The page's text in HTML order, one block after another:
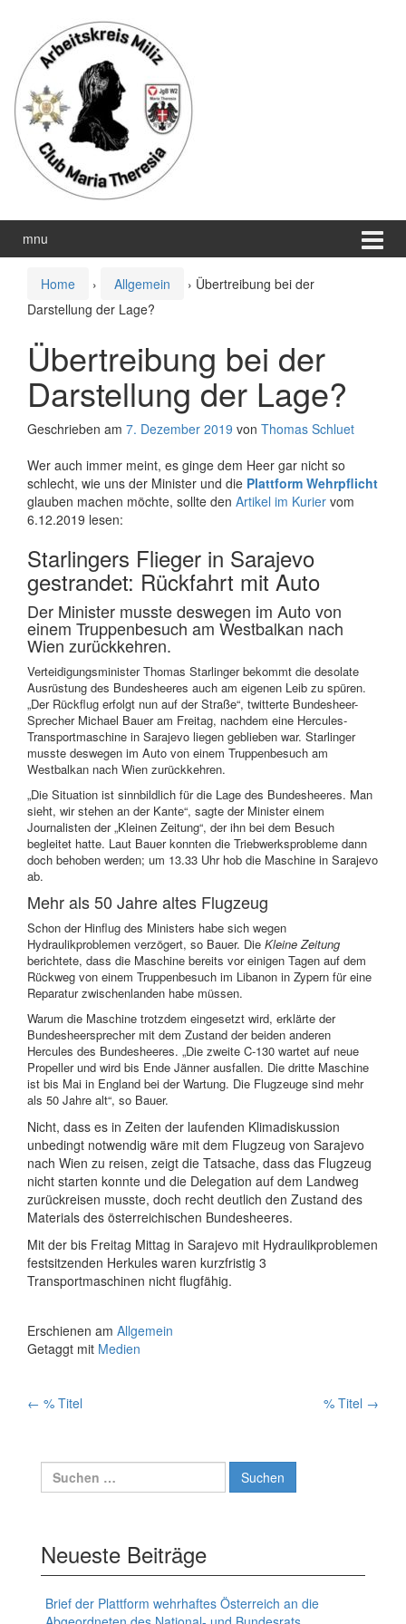
wechseln
Hauptmenü
springen
mnu
Home › Allgemein › Übertreibung bei der
Darstellung der Lage?
Übertreibung bei der
Darstellung der Lage?
Geschrieben am 7. Dezember 2019 von Thomas Schluet
Wer auch immer meint, es ginge dem Heer gar nicht so
schlecht, wie uns der Minister und die Plattform Wehrpflicht
glauben machen möchte, sollte den Artikel im Kurier vom
6.12.2019 lesen:
Starlingers Flieger in Sarajevo
gestrandet: Rückfahrt mit Auto
Der Minister musste deswegen im Auto von
einem Truppenbesuch am Westbalkan nach
Wien zurückkehren.
Verteidigungsminister Thomas Starlinger bekommt die desolate
Ausrüstung des Bundesheeres auch am eigenen Leib zu spüren.
„Der Rückflug erfolgt nun auf der Straße“, twitterte Bundesheer-
Sprecher Michael Bauer am Freitag, nachdem eine Hercules-
Transportmaschine in Sarajevo liegen geblieben war. Starlinger
musste deswegen im Auto von einem Truppenbesuch am
Westbalkan nach Wien zurückkehren.
„Die Situation ist sinnbildlich für die Lage des Bundesheeres. Man
sieht, wir stehen an der Kante“, sagte der Minister einem
Journalisten der „Kleinen Zeitung“, der ihn bei dem Besuch
begleitet hatte. Laut Bauer konnten die Triebwerksprobleme dann
doch behoben werden; um 13.33 Uhr hob die Maschine in Sarajevo
ab.
Mehr als 50 Jahre altes Flugzeug
Schon der Hinflug des Ministers habe sich wegen
Hydraulikproblemen verzögert, so Bauer. Die Kleine Zeitung
berichtete, dass die Maschine bereits vor einigen Tagen auf dem
Rückweg von einem Truppenbesuch im Libanon in Zypern für eine
Reparatur zwischenlanden habe müssen.
Warum die Maschine trotzdem eingesetzt wird, erklärte der
Bundesheersprecher mit dem Zustand der beiden anderen
Hercules des Bundesheeres. „Die zweite C-130 wartet auf neue
Propeller und wird bis Ende Jänner ausfallen. Die dritte Maschine
ist bis Mai in England bei der Wartung. Die Flugzeuge sind mehr
als 50 Jahre alt“, so Bauer.
Nicht, dass es in Zeiten der laufenden Klimadiskussion
unbedingt notwendig wäre mit dem Flugzeug von Sarajevo
nach Wien zu reisen, zeigt die Tatsache, dass das Flugzeug
nicht starten konnte und die Delegation auf dem Landweg
zurückreisen musste, doch recht deutlich den Zustand des
Materials des österreichischen Bundesheeres.
Mit der bis Freitag Mittag in Sarajevo mit Hydraulikproblemen
festsitzenden Herkules waren kurzfristig 3
Transportmaschinen nicht flugfähig.
Erschienen am Allgemein
Getaggt mit Medien
Artikelnavigation
← % Titel % Titel →
Suchen
nach:
Neueste Beiträge
Brief der Plattform wehrhaftes Österreich an die